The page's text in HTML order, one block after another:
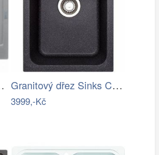
62 Šedý… Granitový dřez Sinks CLASSIC 400…
3999,-Kč